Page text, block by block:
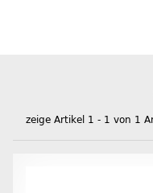
zeige Artikel 1 - 1 von 1